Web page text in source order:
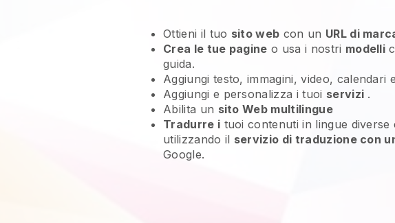
Ottieni il tuo sito web con un URL di
Crea le tue pagine o usa i nostri modelli
guida.
Aggiungi testo, immagini, video, calendari
Aggiungi e personalizza i tuoi servizi .
Abilita un sito Web multilingue
Tradurre i tuoi contenuti in lingue diverse
utilizzando il servizio di traduzione con
Google.